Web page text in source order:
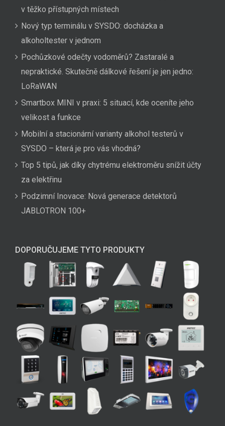
v těžko přístupných místech
Nový typ terminálu v SYSDO: docházka a
alkoholtester v jednom
Pochůzkové odečty vodoměrů? Zastaralé a
nepraktické. Skutečně dálkové řešení je jen jedno:
LoRaWAN
Smartbox MINI v praxi: 5 situací, kde oceníte jeho
velikost a funkce
Mobilní a stacionární varianty alkohol testerů v
SYSDO – která je pro vás vhodná?
Top 5 tipů, jak díky chytrému elektroměru snížit účty
za elektřinu
Podzimní Inovace: Nová generace detektorů
JABLOTRON 100+
DOPORUČUJEME TYTO PRODUKTY